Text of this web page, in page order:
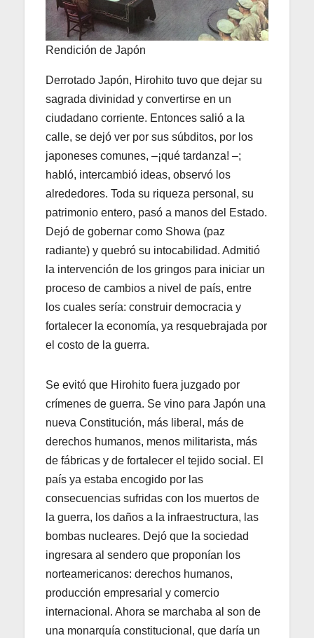
Rendición de Japón
Derrotado Japón, Hirohito tuvo que dejar su
sagrada divinidad y convertirse en un
ciudadano corriente. Entonces salió a la
calle, se dejó ver por sus súbditos, por los
japoneses comunes, –¡qué tardanza! –;
habló, intercambió ideas, observó los
alrededores. Toda su riqueza personal, su
patrimonio entero, pasó a manos del Estado.
Dejó de gobernar como Showa (paz
radiante) y quebró su intocabilidad. Admitió
la intervención de los gringos para iniciar un
proceso de cambios a nivel de país, entre
los cuales sería: construir democracia y
fortalecer la economía, ya resquebrajada por
el costo de la guerra.
Se evitó que Hirohito fuera juzgado por
crímenes de guerra. Se vino para Japón una
nueva Constitución, más liberal, más de
derechos humanos, menos militarista, más
de fábricas y de fortalecer el tejido social. El
país ya estaba encogido por las
consecuencias sufridas con los muertos de
la guerra, los daños a la infraestructura, las
bombas nucleares. Dejó que la sociedad
ingresara al sendero que proponían los
norteamericanos: derechos humanos,
producción empresarial y comercio
internacional. Ahora se marchaba al son de
una monarquía constitucional, que daría un